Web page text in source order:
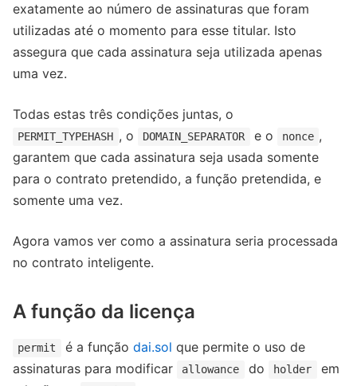
exatamente ao número de assinaturas que foram
utilizadas até o momento para esse titular. Isto
assegura que cada assinatura seja utilizada apenas
uma vez.
Todas estas três condições juntas, o
PERMIT_TYPEHASH , o DOMAIN_SEPARATOR e o nonce ,
garantem que cada assinatura seja usada somente
para o contrato pretendido, a função pretendida, e
somente uma vez.
Agora vamos ver como a assinatura seria processada
no contrato inteligente.
A função da licença
permit é a função dai.sol que permite o uso de
assinaturas para modificar
allowance do holder
em